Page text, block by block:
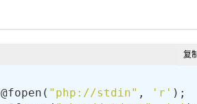
"php://stdin" , 'r'